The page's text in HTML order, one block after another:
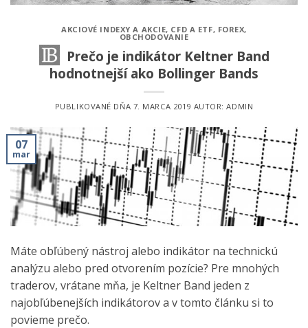
AKCIOVÉ INDEXY A AKCIE, CFD A ETF, FOREX,
OBCHODOVANIE
Prečo je indikátor Keltner Band
hodnotnejší ako Bollinger Bands
PUBLIKOVANÉ DŇA 7. MARCA 2019 AUTOR:ADMIN
07
mar
Máte obľúbený nástroj alebo indikátor na technickú
analýzu alebo pred otvorením pozície? Pre mnohých
traderov, vrátane mňa, je Keltner Band jeden z
najobľúbenejších indikátorov a v tomto článku si to
povieme prečo.